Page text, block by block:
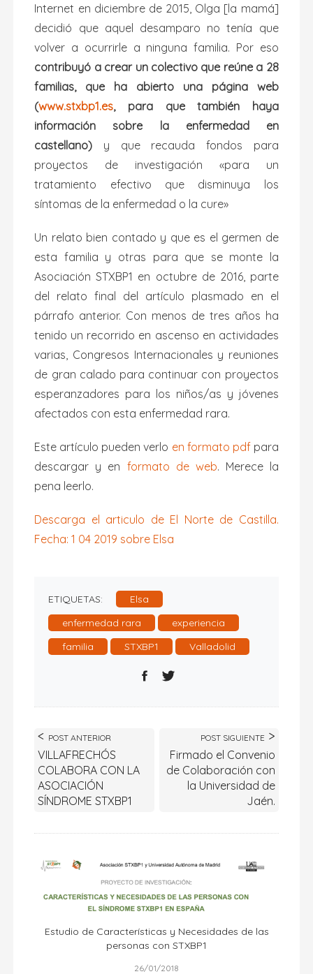
Internet en diciembre de 2015, Olga [la mamá]
decidió que aquel desamparo no tenía que
volver a ocurrirle a ninguna familia. Por eso
contribuyó a crear un colectivo que reúne a 28
familias, que ha abierto una página web
(www.stxbp1.es, para que también haya
información sobre la enfermedad en
castellano) y que recauda fondos para
proyectos de investigación «para un
tratamiento efectivo que disminuya los
síntomas de la enfermedad o la cure»
Un relato bien contado y que es el germen de
esta familia y otras para que se monte la
Asociación STXBP1 en octubre de 2016, parte
del relato final del artículo plasmado en el
párrafo anterior. Con menos de tres años ha
tenido un recorrido en ascenso en actividades
varias, Congresos Internacionales y reuniones
de gran calado para continuar con proyectos
esperanzadores para los niños/as y jóvenes
afectados con esta enfermedad rara.
Este artículo pueden verlo en formato pdfpara
descargar y en formato de web. Merece la
pena leerlo.
Descarga el articulo de El Norte de Castilla.
Fecha: 1 04 2019 sobre Elsa
ETIQUETAS:
Elsa
enfermedad rara
experiencia
familia
STXBP1 Valladolid
POST ANTERIOR
VILLAFRECHÓS
COLABORA CON LA
ASOCIACIÓN
SÍNDROME STXBP1
POST SIGUIENTE
Firmado el Convenio
de Colaboración con
la Universidad de
Jaén.
Estudio de Características y Necesidades de las
personas con STXBP1
26/01/2018